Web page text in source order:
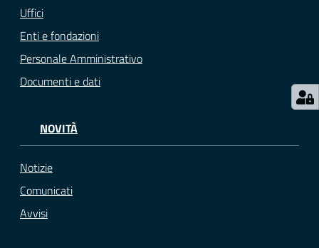
Seguici
su
Uffici
Enti e fondazioni
Personale Amministrativo
Documenti e dati
NOVITÀ
Notizie
Comunicati
Avvisi